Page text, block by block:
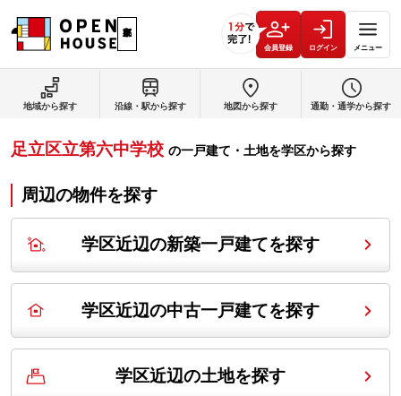
会員登録 ログイン メニュー
地域から探す 沿線・駅から探す 地図から探す 通勤・通学から探す
足立区立第六中学校 の一戸建て・土地を学区から探す
周辺の物件を探す
学区近辺の新築一戸建てを探す
学区近辺の中古一戸建てを探す
学区近辺の土地を探す